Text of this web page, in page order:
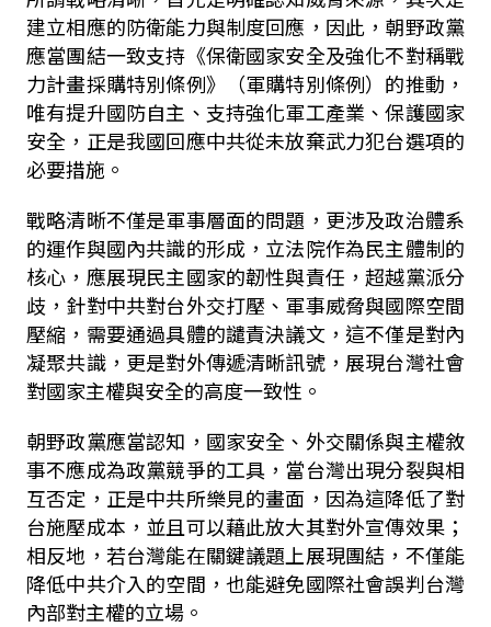
建立相應的防衛能力與制度回應，因此，朝野政黨
應當團結一致支持《保衛國家安全及強化不對稱戰
力計畫採購特別條例》（軍購特別條例）的推動，
唯有提升國防自主、支持強化軍工產業、保護國家
安全，正是我國回應中共從未放棄武力犯台選項的
必要措施。
戰略清晰不僅是軍事層面的問題，更涉及政治體系
的運作與國內共識的形成，立法院作為民主體制的
核心，應展現民主國家的韌性與責任，超越黨派分
歧，針對中共對台外交打壓、軍事威脅與國際空間
壓縮，需要通過具體的譴責決議文，這不僅是對內
凝聚共識，更是對外傳遞清晰訊號，展現台灣社會
對國家主權與安全的高度一致性。
朝野政黨應當認知，國家安全、外交關係與主權敘
事不應成為政黨競爭的工具，當台灣出現分裂與相
互否定，正是中共所樂見的畫面，因為這降低了對
台施壓成本，並且可以藉此放大其對外宣傳效果；
相反地，若台灣能在關鍵議題上展現團結，不僅能
降低中共介入的空間，也能避免國際社會誤判台灣
內部對主權的立場。